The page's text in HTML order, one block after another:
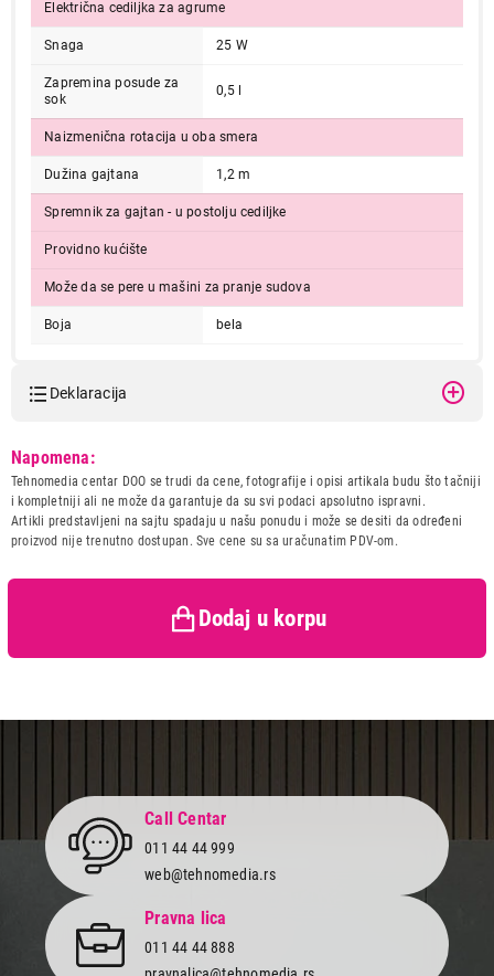
Električna cediljka za agrume
Snaga 25 W
Zapremina posude za
sok
0,5 l
Naizmenična rotacija u oba smera
Dužina gajtana 1,2 m
Spremnik za gajtan - u postolju cediljke
Providno kućište
Može da se pere u mašini za pranje sudova
Boja bela
Deklaracija
Naziv i vrsta robe:
CEDILJKA ZA CITRUSNO
VOCE
Uvoznik:
Mison d.o.o.
Zemlja porekla:
Slovenija
Prava potrošača:
Zagarantovana sva prava
zaštiti potrošača
Napomena:
Tehnomedia centar DOO se trudi da cene, fotografije i opisi artikala budu što tačniji
i kompletniji ali ne može da garantuje da su svi podaci apsolutno ispravni.
Artikli predstavljeni na sajtu spadaju u našu ponudu i može se desiti da određeni
proizvod nije trenutno dostupan. Sve cene su sa uračunatim PDV-om.
Dodaj u korpu
3.699,00
CEDILJKE ZA CITRUSNO VOĆE
PHILIPS HR2738
Nastavi kupovinu
Call Centar
011 44 44 999
web@tehnomedia.rs
Pravna lica
011 44 44 888